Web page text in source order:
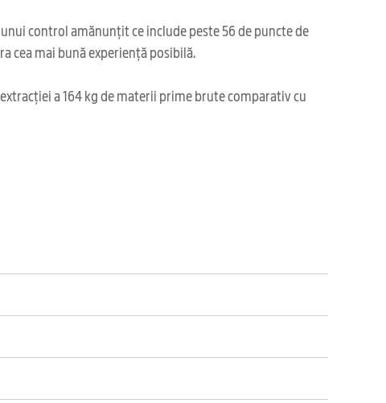
control amănunțit ce include peste 56 de puncte de
cea mai bună experiență posibilă.
a 164 kg de materii prime brute comparativ cu